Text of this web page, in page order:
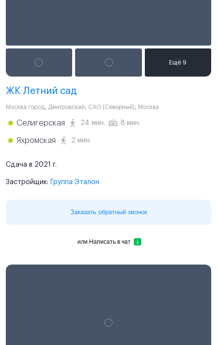
ЖК Летний сад
Москва город, Дмитровский, САО (Северный), Москва
Селигерская 24 мин. 8 мин.
Яхромская 2 мин.
Сдача в 2021 г.
Застройщик: Группа Эталон
Заказать обратный звонок
или Написать в чат